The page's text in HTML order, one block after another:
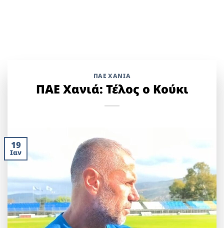
ΠΑΕ ΧΑΝΙΑ
ΠΑΕ Χανιά: Τέλος ο Κούκι
19
Ιαν